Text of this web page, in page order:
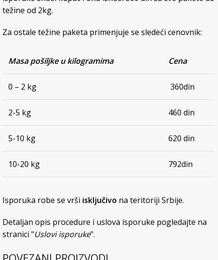
težine od 2kg.
Za ostale težine paketa primenjuje se sledeći cenovnik:
Masa pošiljke u kilogramima Cena
0 – 2 kg 360din
2-5 kg 460 din
5-10 kg 620 din
10-20 kg 792din
Isporuka robe se vrši isključivo na teritoriji Srbije.
Detaljan opis procedure i uslova isporuke pogledajte na
stranici "Uslovi isporuke".